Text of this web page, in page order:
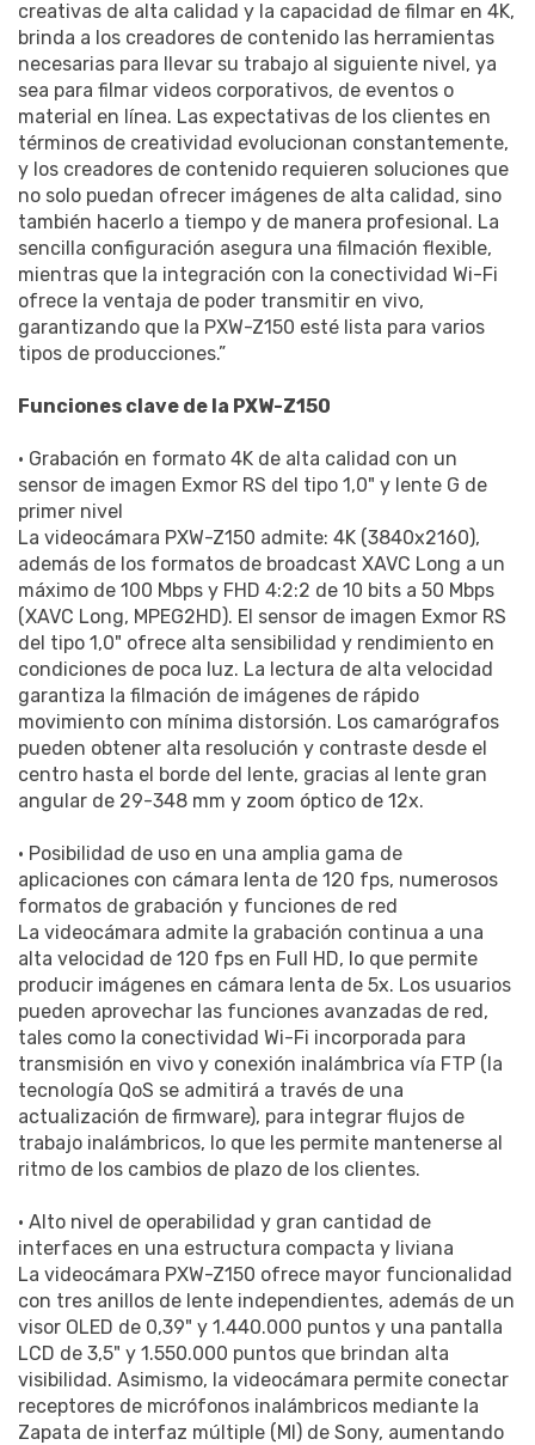
creativas de alta calidad y la capacidad de filmar en 4K,
brinda a los creadores de contenido las herramientas
necesarias para llevar su trabajo al siguiente nivel, ya
sea para filmar videos corporativos, de eventos o
material en línea. Las expectativas de los clientes en
términos de creatividad evolucionan constantemente,
y los creadores de contenido requieren soluciones que
no solo puedan ofrecer imágenes de alta calidad, sino
también hacerlo a tiempo y de manera profesional. La
sencilla configuración asegura una filmación flexible,
mientras que la integración con la conectividad Wi-Fi
ofrece la ventaja de poder transmitir en vivo,
garantizando que la PXW-Z150 esté lista para varios
tipos de producciones.”
Funciones clave de la PXW-Z150
• Grabación en formato 4K de alta calidad con un
sensor de imagen Exmor RS del tipo 1,0" y lente G de
primer nivel
La videocámara PXW-Z150 admite: 4K (3840x2160),
además de los formatos de broadcast XAVC Long a un
máximo de 100 Mbps y FHD 4:2:2 de 10 bits a 50 Mbps
(XAVC Long, MPEG2HD). El sensor de imagen Exmor RS
del tipo 1,0" ofrece alta sensibilidad y rendimiento en
condiciones de poca luz. La lectura de alta velocidad
garantiza la filmación de imágenes de rápido
movimiento con mínima distorsión. Los camarógrafos
pueden obtener alta resolución y contraste desde el
centro hasta el borde del lente, gracias al lente gran
angular de 29-348 mm y zoom óptico de 12x.
• Posibilidad de uso en una amplia gama de
aplicaciones con cámara lenta de 120 fps, numerosos
formatos de grabación y funciones de red
La videocámara admite la grabación continua a una
alta velocidad de 120 fps en Full HD, lo que permite
producir imágenes en cámara lenta de 5x. Los usuarios
pueden aprovechar las funciones avanzadas de red,
tales como la conectividad Wi-Fi incorporada para
transmisión en vivo y conexión inalámbrica vía FTP (la
tecnología QoS se admitirá a través de una
actualización de firmware), para integrar flujos de
trabajo inalámbricos, lo que les permite mantenerse al
ritmo de los cambios de plazo de los clientes.
• Alto nivel de operabilidad y gran cantidad de
interfaces en una estructura compacta y liviana
La videocámara PXW-Z150 ofrece mayor funcionalidad
con tres anillos de lente independientes, además de un
visor OLED de 0,39" y 1.440.000 puntos y una pantalla
LCD de 3,5" y 1.550.000 puntos que brindan alta
visibilidad. Asimismo, la videocámara permite conectar
receptores de micrófonos inalámbricos mediante la
Zapata de interfaz múltiple (MI) de Sony, aumentando